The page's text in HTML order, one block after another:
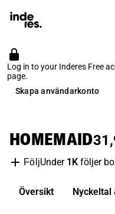
Log in to your Inderes Free
page.
Skapa användarkonto
HOMEMAID
FöljUnder 1K följer
Översikt Nyckeltal